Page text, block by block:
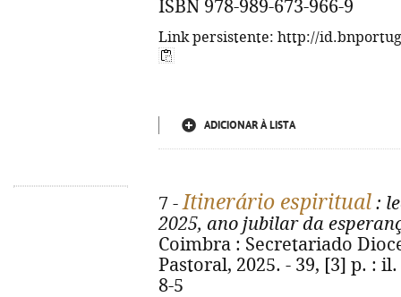
ISBN 978-989-673-966-9
Link persistente: http://
ADICIONAR À LISTA
7 -Itinerário espiritual :
2025, ano jubilar da
Coimbra : Secretariado
Pastoral, 2025. - 39, [3] p. :
8-5